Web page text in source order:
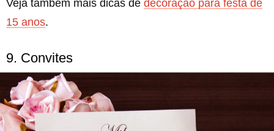
Veja também mais dicas de decoração para festa de
15 anos.
9. Convites